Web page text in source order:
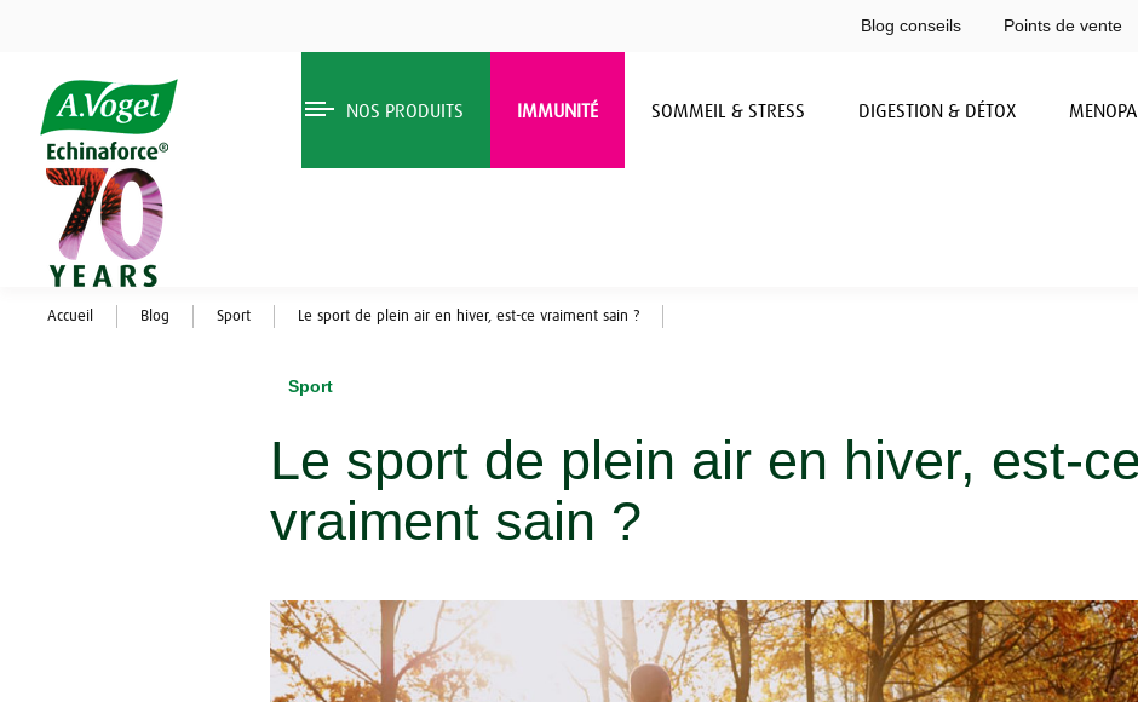
Blog conseils Points de vente
NOS PRODUITS IMMUNITÉ SOMMEIL & STRESS DIGESTION & DÉTOX
Accueil Blog Sport Le sport de plein air en hiver, est-ce vraiment sain ?
Sport
Le sport de plein air en hiver, est-ce
vraiment sain ?